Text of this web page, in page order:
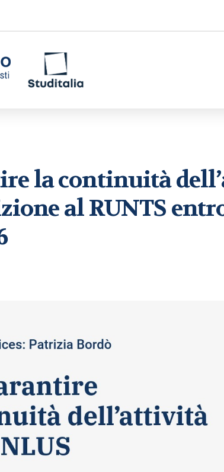
fiscale
Organizzazione e gestione del
personale
Consulenza del lavoro
la continuità
al RUNTS